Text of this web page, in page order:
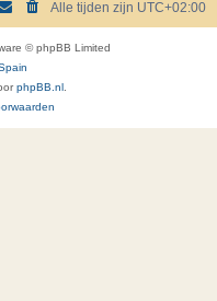
Alle tijden zijn UTC+02:00
© phpBB Limited
phpBB.nl .